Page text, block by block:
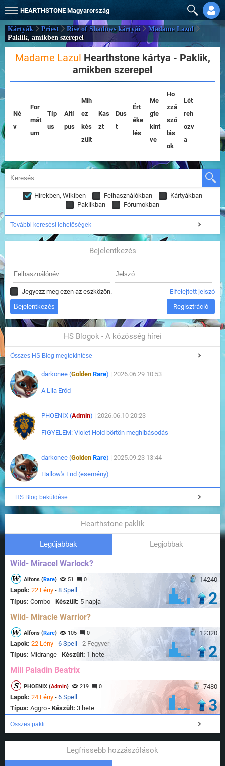
HEARTHSTONE Magyarország
Kártyák Priest Rise of Shadows kártyái
Madame Lazul
Paklik, amikben szerepel
Madame Lazul Hearthstone kártya - Paklik,
amikben szerepel
Né
v
For
mát
um
Típ
us
Altí
pus
Mih
ez
kés
zült
Kas
zt
Dus
t
Ért
éke
lés
Me
gte
kint
ve
Ho
zzá
szó
lás
ok
Lét
reh
ozv
a
Hírekben, Wikiben Felhasználókban
Kártyákban
Paklikban
Fórumokban
További keresési lehetőségek
Bejelentkezés
Jegyezz meg ezen az eszközön. Elfelejtett jelszó
Regisztráció
HS Blogok - A közösség hírei
Összes HS Blog megtekintése
darkonee (Golden Rare) | 2026.06.29 10:53
A Lila Erőd
PHOENIX (Admin) | 2026.06.10 20:23
FIGYELEM: Violet Hold börtön meghibásodás
darkonee (Golden Rare) | 2025.09.23 13:44
Hallow's End (esemény)
+ HS Blog beküldése
Hearthstone paklik
Legújabbak Legjobbak
Wild- Miracel Warlock?
14240
Alfons (Rare) 51 0
Lapok: 22 Lény - 8 Spell
Típus: Combo - Készült: 5 napja 2
Wild- Miracle Warrior?
12320
Alfons (Rare) 105 0
Lapok: 22 Lény - 6 Spell - 2 Fegyver
Típus: Midrange - Készült: 1 hete 2
Mill Paladin Beatrix
7480
PHOENIX (Admin) 219 0
Lapok: 24 Lény - 6 Spell
Típus: Aggro - Készült: 3 hete 3
Összes pakli
Legfrissebb hozzászólások